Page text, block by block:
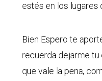
estés en los lugares
Bien Espero te
recuerda dejarme
que vale la pena,